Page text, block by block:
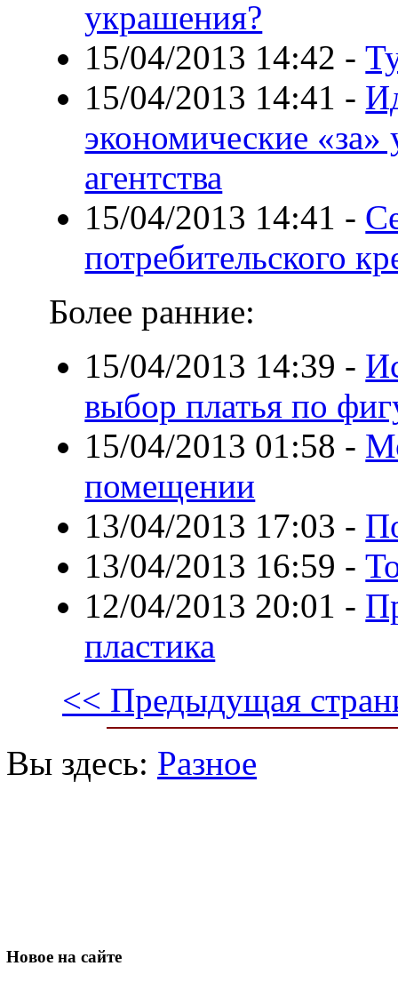
украшения?
15/04/2013 14:42 -
15/04/2013 14:41 -
экономические «за»
агентства
15/04/2013 14:41 -
потребительского
Более ранние:
15/04/2013 14:39 -
выбор платья по
15/04/2013 01:58 -
помещении
13/04/2013 17:03 -
13/04/2013 16:59 -
12/04/2013 20:01 -
пластика
<< Предыдущая
Вы здесь: Разное
Новое на сайте